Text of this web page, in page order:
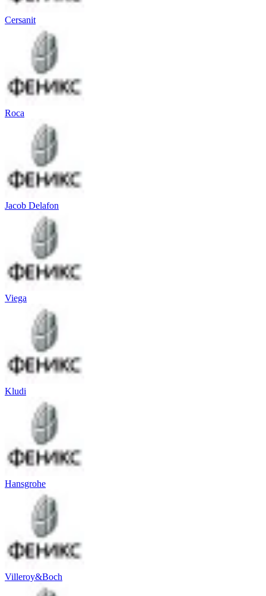
Cersanit
Roca
Jacob Delafon
Viega
Kludi
Hansgrohe
Villeroy&Boch